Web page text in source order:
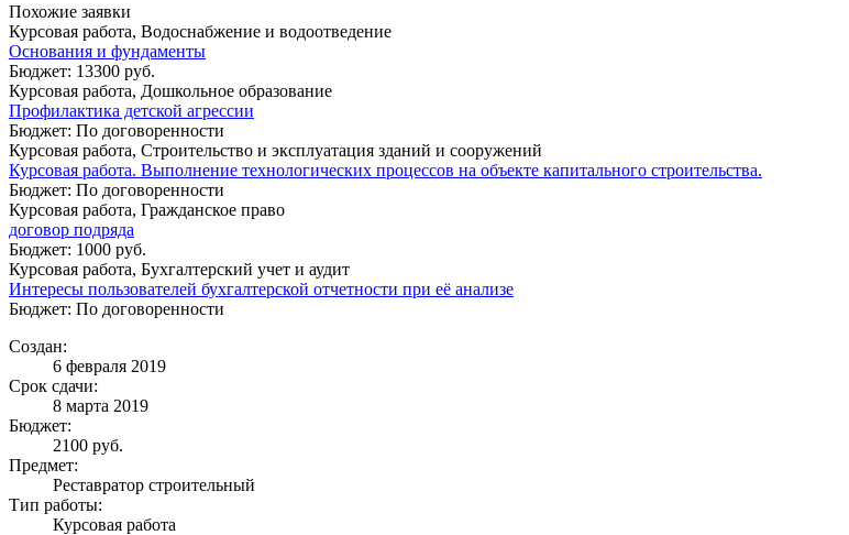
Похожие заявки
Курсовая работа, Водоснабжение и водоотведение
Основания и фундаменты
Бюджет: 13300 руб.
Курсовая работа, Дошкольное образование
Профилактика детской агрессии
Бюджет: По договоренности
Курсовая работа, Строительство и эксплуатация зданий и сооружений
Курсовая работа. Выполнение технологических процессов на объекте капитального строительства.
Бюджет: По договоренности
Курсовая работа, Гражданское право
договор подряда
Бюджет: 1000 руб.
Курсовая работа, Бухгалтерский учет и аудит
Интересы пользователей бухгалтерской отчетности при её анализе
Бюджет: По договоренности
Создан:
6 февраля 2019
Срок сдачи:
8 марта 2019
Бюджет:
2100 руб.
Предмет:
Реставратор строительный
Тип работы:
Курсовая работа